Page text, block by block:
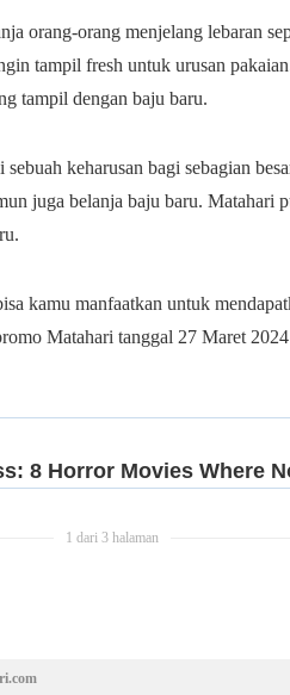
orang-orang menjelang lebaran
tampil fresh untuk urusan
tampil dengan baju baru.
keharusan bagi sebagian
juga belanja baju baru. Matahari
kamu manfaatkan untuk
Matahari tanggal 27 Maret
1 dari 3 halaman